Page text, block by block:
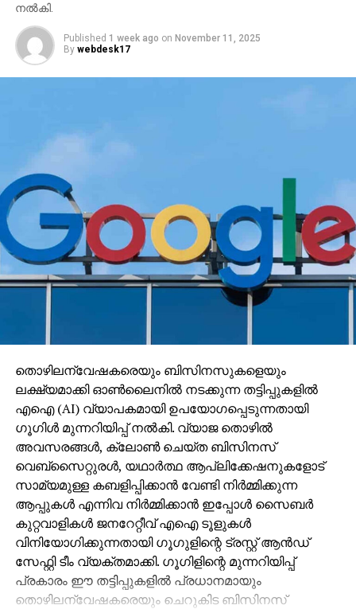
നല്‍കി.
Published 1 week ago on November 11, 2025
By webdesk17
തൊഴിലന്വേഷകരെയും ബിസിനസുകളെയും
ലക്ഷ്യമാക്കി ഓണ്‍ലൈനില്‍ നടക്കുന്ന തട്ടിപ്പുകളില്‍
എഐ (AI) വ്യാപകമായി ഉപയോഗപ്പെടുന്നതായി
ഗൂഗിള്‍ മുന്നറിയിപ്പ് നല്‍കി. വ്യാജ തൊഴില്‍
അവസരങ്ങള്‍, ക്ലോണ്‍ ചെയ്ത ബിസിനസ്
വെബ്‌സൈറ്റുരള്‍, യഥാര്‍ത്ഥ ആപ്ലിക്കേഷനുകളോട്
സാമ്യമുള്ള കബളിപ്പിക്കാന്‍ വേണ്ടി നിര്‍മ്മിക്കുന്ന
ആപ്പുകള്‍ എന്നിവ നിര്‍മ്മിക്കാന്‍ ഇപ്പോള്‍ സൈബര്‍
കുറ്റവാളികള്‍ ജനറേറ്റീവ് എഐ ടൂളുകള്‍
വിനിയോഗിക്കുന്നതായി ഗൂഗുളിന്റെ ട്രസ്റ്റ് ആന്‍ഡ്
സേഫ്റ്റി ടീം വ്യക്തമാക്കി. ഗൂഗിളിന്റെ മുന്നറിയിപ്പ്
പ്രകാരം ഈ തട്ടിപ്പുകളില്‍ പ്രധാനമായും
തൊഴിലന്വേഷകരെയും ചെറുകിട ബിസിനസ്